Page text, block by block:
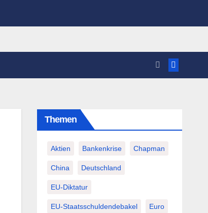
Themen
Aktien Bankenkrise Chapman
China Deutschland
EU-Diktatur
EU-Staatsschuldendebakel Euro